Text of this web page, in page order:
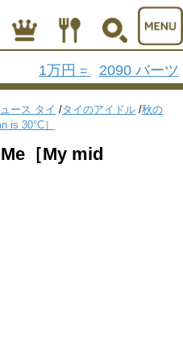
1万円 = 2090 バーツ
ース タイ /タイのアイドル /秋の
is 30°C］
［My mid